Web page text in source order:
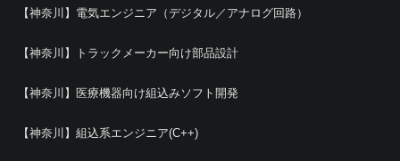
【神奈川】電気エンジニア（デジタル／アナログ回路）
【神奈川】トラックメーカー向け部品設計
【神奈川】医療機器向け組込みソフト開発
【神奈川】組込系エンジニア(C++)